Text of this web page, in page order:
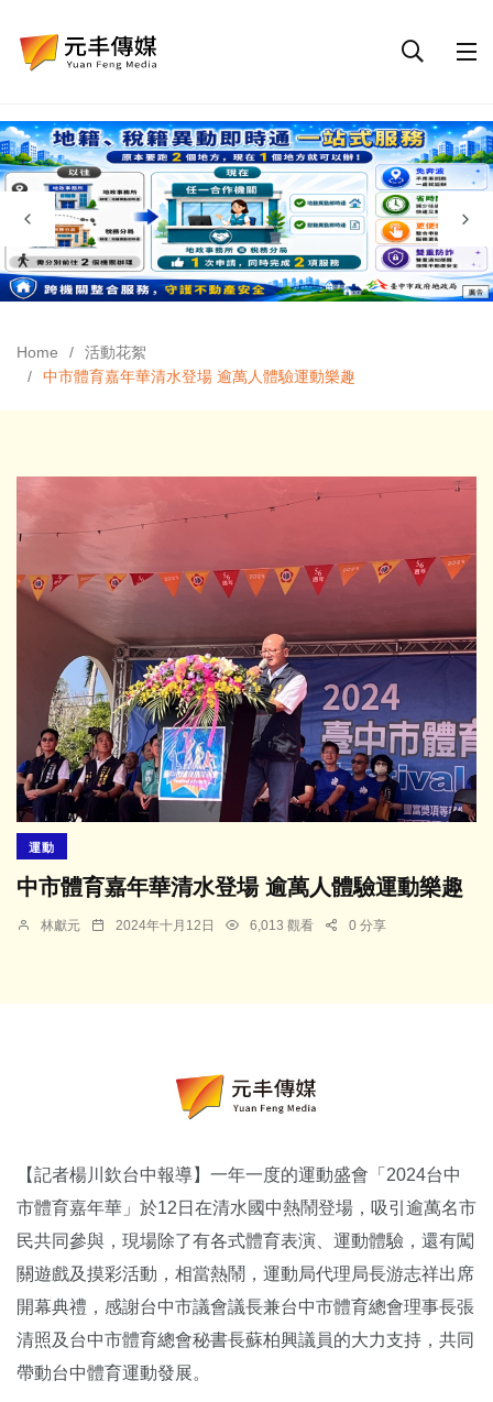
Home
活動花絮
中市體育嘉年華清水登場 逾萬人體驗運動樂趣
運動
中市體育嘉年華清水登場 逾萬人體驗運動樂趣
林獻元 2024年十月12日 6,013 觀看 0 分享
【記者楊川欽台中報導】一年一度的運動盛會「2024台中
市體育嘉年華」於12日在清水國中熱鬧登場，吸引逾萬名市
民共同參與，現場除了有各式體育表演、運動體驗，還有闖
關遊戲及摸彩活動，相當熱鬧，運動局代理局長游志祥出席
開幕典禮，感謝台中市議會議長兼台中市體育總會理事長張
清照及台中市體育總會秘書長蘇柏興議員的大力支持，共同
帶動台中體育運動發展。